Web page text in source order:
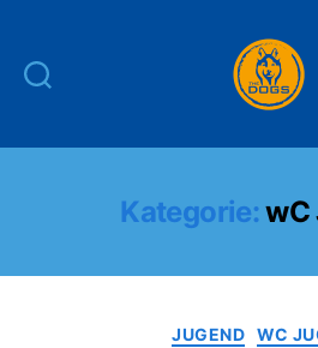
Kategorie: wC
JUGEND WC